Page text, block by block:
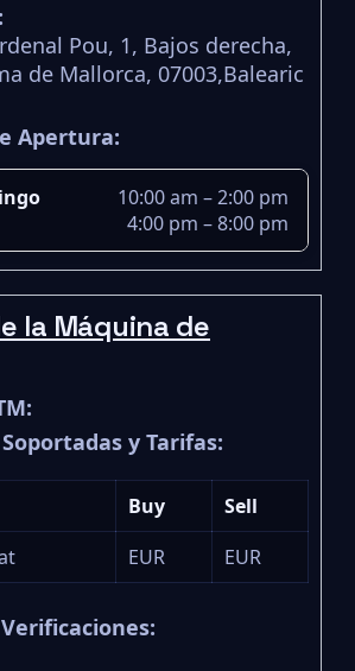
Pou, 1, Bajos derecha,
de Mallorca, 07003,Balearic
Apertura:
10:00 am – 2:00 pm
4:00 pm – 8:00 pm
la Máquina de
y Tarifas:
Buy
Sell
EUR EUR